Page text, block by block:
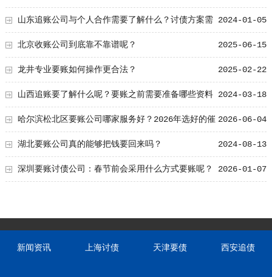
2024-01-05
山东追账公司与个人合作需要了解什么？讨债方案需
要注意什么？ 2025-06-15
北京收账公司到底靠不靠谱呢？
2025-02-22
龙井专业要账如何操作更合法？
2024-03-18
山西追账要了解什么呢？要账之前需要准备哪些资料
2026-06-04
哈尔滨松北区要账公司哪家服务好？2026年选好的催
收先看这2个细节 2024-08-13
湖北要账公司真的能够把钱要回来吗？
2026-01-07
深圳要账讨债公司：春节前会采用什么方式要账呢？
新闻资讯 上海讨债 天津要债 西安追债